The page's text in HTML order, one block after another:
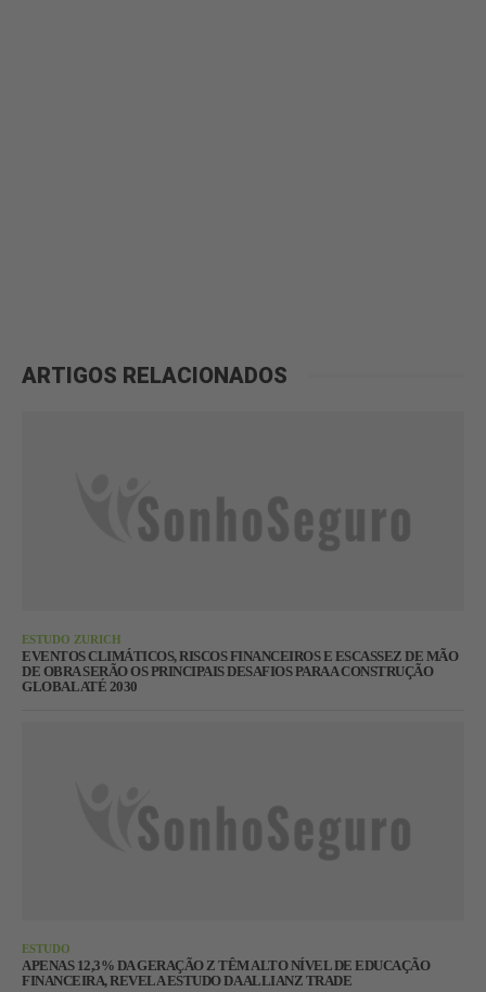
ARTIGOS RELACIONADOS
ESTUDO ZURICH
EVENTOS CLIMÁTICOS, RISCOS FINANCEIROS E ESCASSEZ DE MÃO
DE OBRA SERÃO OS PRINCIPAIS DESAFIOS PARA A CONSTRUÇÃO
GLOBAL ATÉ 2030
ESTUDO
APENAS 12,3% DA GERAÇÃO Z TÊM ALTO NÍVEL DE EDUCAÇÃO
FINANCEIRA, REVELA ESTUDO DA ALLIANZ TRADE